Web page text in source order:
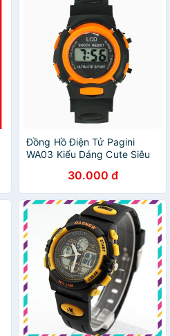
Đồng Hồ Điện Tử Pagini
WA03 Kiểu Dáng Cute Siêu
30.000 đ